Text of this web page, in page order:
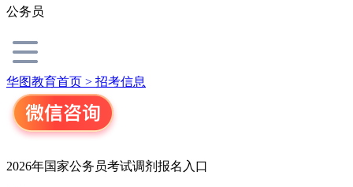
公务员
华图教育首页 > 招考信息
2026年国家公务员考试调剂报名入口